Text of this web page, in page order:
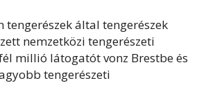
tengerészek által tengerészek
nemzetközi tengerészeti
millió látogatót vonz Brestbe és
tengerészeti